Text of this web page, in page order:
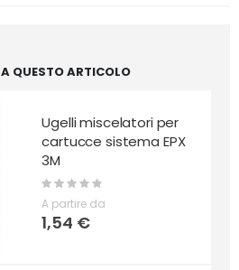
QUESTO ARTICOLO
Ugelli miscelatori per
cartucce sistema EPX
3M
Rating:
A partire da
1,54 €